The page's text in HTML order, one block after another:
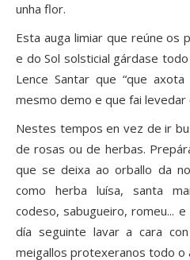
unha flor.
Esta auga limiar que reúne os
e do Sol solsticial gárdase
Lence Santar que “que
mesmo demo e que fai levedar
Nestes tempos en vez de ir
de rosas ou de herbas.
que se deixa ao orballo da
como herba luísa, santa
codeso, sabugueiro, romeu...
día seguinte lavar a cara
meigallos protexeranos todo o